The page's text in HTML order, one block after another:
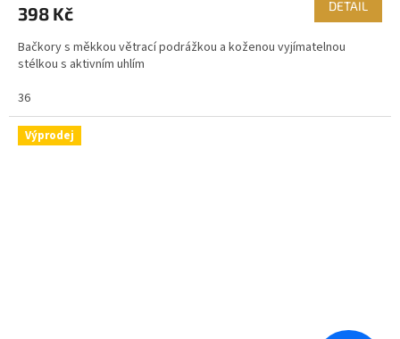
398 Kč DETAIL
Bačkory s měkkou větrací podrážkou a koženou vyjímatelnou
stélkou s aktivním uhlím
36
Výprodej